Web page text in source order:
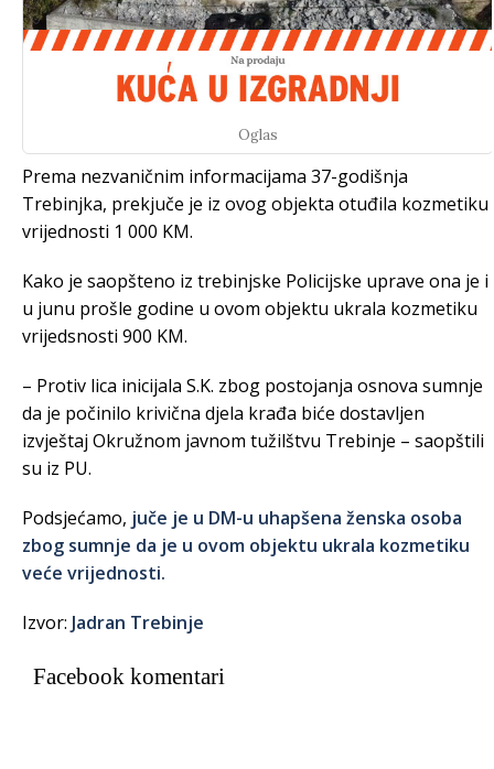
Oglas
Prema nezvaničnim informacijama 37-godišnja
Trebinjka, prekjuče je iz ovog objekta otuđila kozmetiku
vrijednosti 1 000 KM.
Kako je saopšteno iz trebinjske Policijske uprave ona je i
u junu prošle godine u ovom objektu ukrala kozmetiku
vrijedsnosti 900 KM.
– Protiv lica inicijala S.K. zbog postojanja osnova sumnje
da je počinilo krivična djela krađa biće dostavljen
izvještaj Okružnom javnom tužilštvu Trebinje – saopštili
su iz PU.
Podsjećamo, juče je u DM-u uhapšena ženska osoba
zbog sumnje da je u ovom objektu ukrala kozmetiku
veće vrijednosti.
Izvor: Jadran Trebinje
Facebook komentari